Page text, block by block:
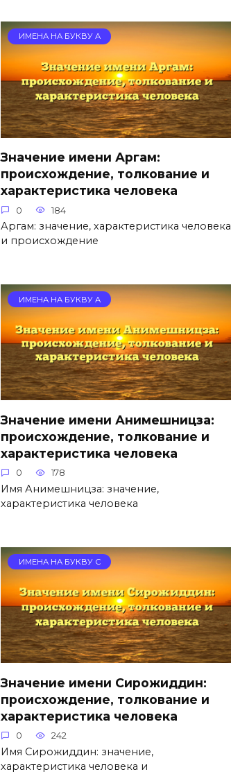
ИМЕНА НА БУКВУ А
Значение имени Аргам:
происхождение, толкование и
характеристика человека
0 184
Аргам: значение, характеристика человека
и происхождение
ИМЕНА НА БУКВУ А
Значение имени Анимешницза:
происхождение, толкование и
характеристика человека
0 178
Имя Анимешницза: значение,
характеристика человека
ИМЕНА НА БУКВУ С
Значение имени Сирожиддин:
происхождение, толкование и
характеристика человека
0 242
Имя Сирожиддин: значение,
характеристика человека и